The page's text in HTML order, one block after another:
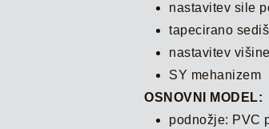
nastavitev sile
tapecirano
nastavitev
SY mehanizem
OSNOVNI MODEL:
podnožje: PVC